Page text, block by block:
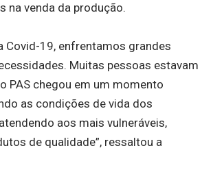
na venda da produção.
Covid-19, enfrentamos grandes
Muitas pessoas estavam
PAS chegou em um momento
as condições de vida dos
aos mais vulneráveis,
de qualidade”, ressaltou a